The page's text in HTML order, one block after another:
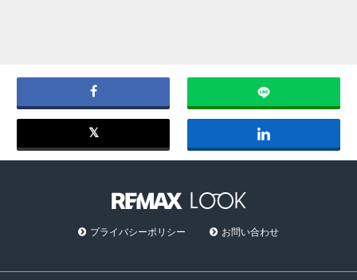
プライバシーポリシー お問い合わせ